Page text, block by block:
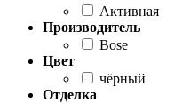
Активная
Производитель
Bose
Цвет
чёрный
Отделка